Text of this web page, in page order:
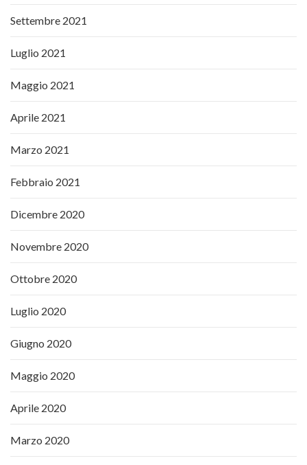
Settembre 2021
Luglio 2021
Maggio 2021
Aprile 2021
Marzo 2021
Febbraio 2021
Dicembre 2020
Novembre 2020
Ottobre 2020
Luglio 2020
Giugno 2020
Maggio 2020
Aprile 2020
Marzo 2020